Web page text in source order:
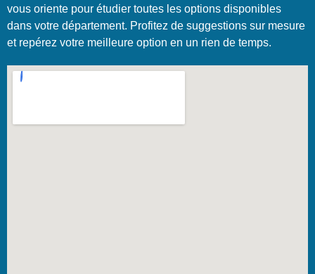
vous oriente pour étudier toutes les options disponibles
dans votre département. Profitez de suggestions sur mesure
et repérez votre meilleure option en un rien de temps.